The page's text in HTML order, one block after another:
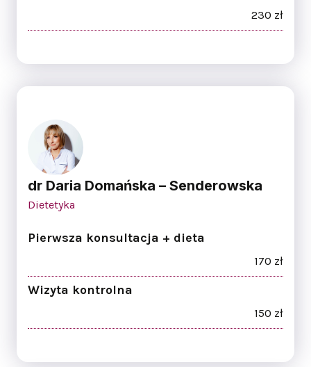
230 zł
dr Daria Domańska – Senderowska
Dietetyka
Pierwsza konsultacja + dieta
170 zł
Wizyta kontrolna
150 zł